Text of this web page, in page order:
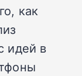
как
идей в